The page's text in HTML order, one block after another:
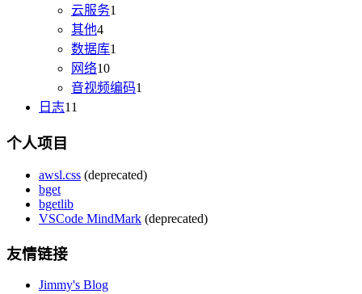
云服务1
其他4
数据库1
网络10
音视频编码1
日志11
个人项目
awsl.css (deprecated)
bget
bgetlib
VSCode MindMark (deprecated)
友情链接
Jimmy's Blog